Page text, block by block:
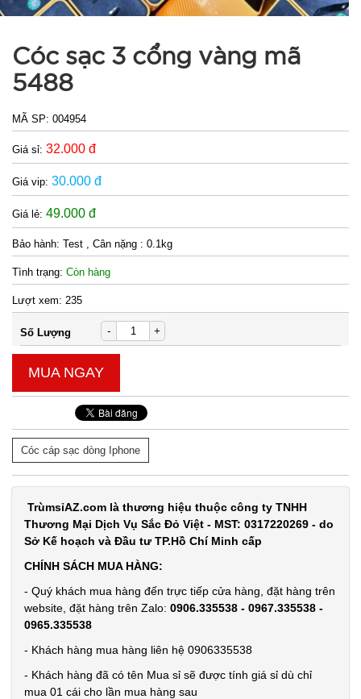
Cóc sạc 3 cổng vàng mã
5488
MÃ SP: 004954
Giá sỉ: 32.000 đ
Giá vip: 30.000 đ
Giá lẻ: 49.000 đ
Bảo hành: Test , Cân nặng : 0.1kg
Tình trạng: Còn hàng
Lượt xem: 235
Số Lượng - +
MUA NGAY
Cóc cáp sạc dòng Iphone
TrùmsỉAZ.com là thương hiệu thuộc công ty TNHH
Thương Mại Dịch Vụ Sắc Đỏ Việt - MST: 0317220269 - do
Sở Kế hoạch và Đầu tư TP.Hồ Chí Minh cấp
CHÍNH SÁCH MUA HÀNG:
- Quý khách mua hàng đến trực tiếp cửa hàng, đặt hàng trên
website, đặt hàng trên Zalo: 0906.335538 - 0967.335538 -
0965.335538
- Khách hàng mua hàng liên hệ 0906335538
- Khách hàng đã có tên Mua sỉ sẽ được tính giá sỉ dù chỉ
mua 01 cái cho lần mua hàng sau